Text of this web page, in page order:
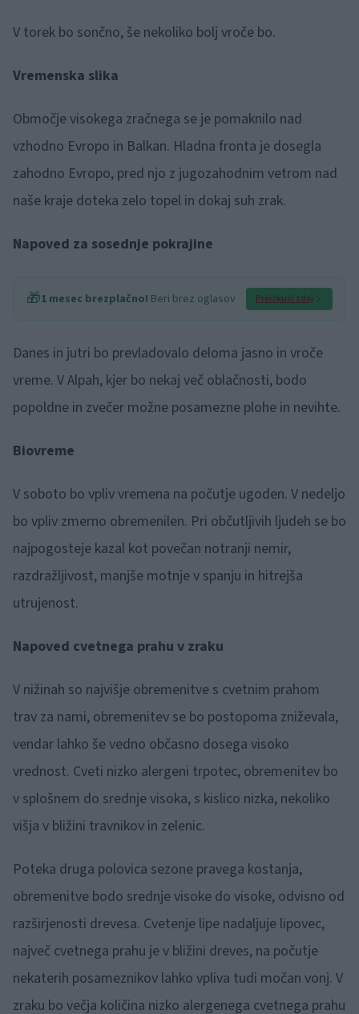
V torek bo sončno, še nekoliko bolj vroče bo.
Vremenska slika
Območje visokega zračnega se je pomaknilo nad
vzhodno Evropo in Balkan. Hladna fronta je dosegla
zahodno Evropo, pred njo z jugozahodnim vetrom nad
naše kraje doteka zelo topel in dokaj suh zrak.
Napoved za sosednje pokrajine
🎁1 mesec brezplačno! Beri brez oglasov Preizkusi zdaj
Danes in jutri bo prevladovalo deloma jasno in vroče
vreme. V Alpah, kjer bo nekaj več oblačnosti, bodo
popoldne in zvečer možne posamezne plohe in nevihte.
Biovreme
V soboto bo vpliv vremena na počutje ugoden. V nedeljo
bo vpliv zmerno obremenilen. Pri občutljivih ljudeh se bo
najpogosteje kazal kot povečan notranji nemir,
razdražljivost, manjše motnje v spanju in hitrejša
utrujenost.
Napoved cvetnega prahu v zraku
V nižinah so najvišje obremenitve s cvetnim prahom
trav za nami, obremenitev se bo postopoma zniževala,
vendar lahko še vedno občasno dosega visoko
vrednost. Cveti nizko alergeni trpotec, obremenitev bo
v splošnem do srednje visoka, s kislico nizka, nekoliko
višja v bližini travnikov in zelenic.
Poteka druga polovica sezone pravega kostanja,
obremenitve bodo srednje visoke do visoke, odvisno od
razširjenosti drevesa. Cvetenje lipe nadaljuje lipovec,
največ cvetnega prahu je v bližini dreves, na počutje
nekaterih posameznikov lahko vpliva tudi močan vonj. V
zraku bo večja količina nizko alergenega cvetnega prahu